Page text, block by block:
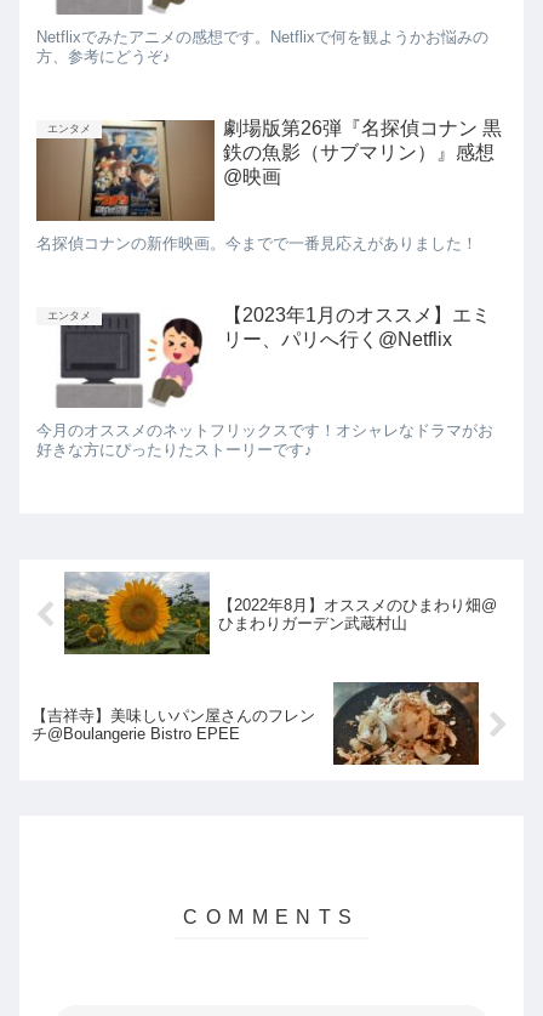
Netflixでみたアニメの感想です。Netflixで何を観ようかお悩みの
方、参考にどうぞ♪
エンタメ
劇場版第26弾『名探偵コナン 黒
鉄の魚影（サブマリン）』感想
@映画
名探偵コナンの新作映画。今までで一番見応えがありました！
エンタメ
【2023年1月のオススメ】エミ
リー、パリへ行く@Netflix
今月のオススメのネットフリックスです！オシャレなドラマがお
好きな方にぴったりたストーリーです♪
【2022年8月】オススメのひまわり畑@
ひまわりガーデン武蔵村山
【吉祥寺】美味しいパン屋さんのフレン
チ@Boulangerie Bistro EPEE